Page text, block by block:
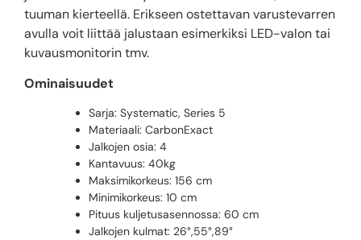
tuuman kierteellä. Erikseen ostettavan varustevarren
avulla voit liittää jalustaan esimerkiksi LED-valon tai
kuvausmonitorin tmv.
Ominaisuudet
Sarja: Systematic, Series 5
Materiaali: CarbonExact
Jalkojen osia: 4
Kantavuus: 40kg
Maksimikorkeus: 156 cm
Minimikorkeus: 10 cm
Pituus kuljetusasennossa: 60 cm
Jalkojen kulmat: 26°,55°,89°